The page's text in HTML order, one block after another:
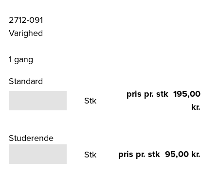
2712-091
Varighed
1 gang
Standard
Stk
pris pr. stk 195,00
kr.
Studerende
Stk
pris pr. stk 95,00 kr.